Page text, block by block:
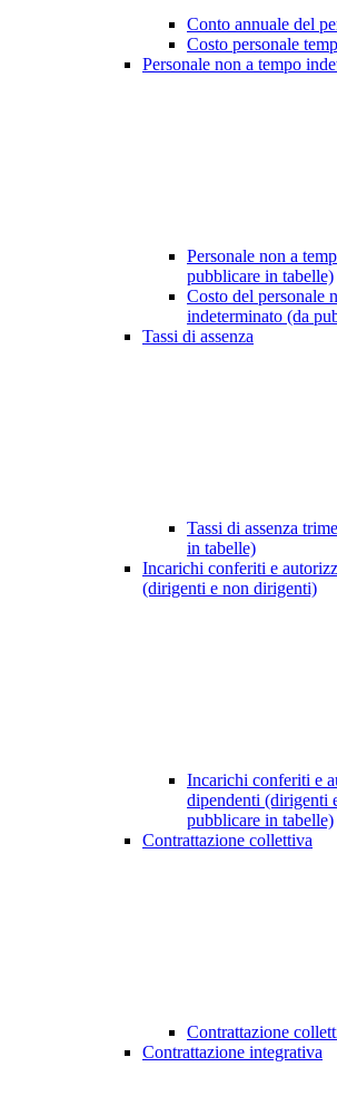
Conto annuale del
Costo personale
Personale non a tempo
Personale non a
pubblicare in tabelle)
Costo del personale
indeterminato (da
Tassi di assenza
Tassi di assenza
in tabelle)
Incarichi conferiti e
(dirigenti e non dirigenti)
Incarichi conferiti e
dipendenti (dirigenti
pubblicare in tabelle)
Contrattazione collettiva
Contrattazione
Contrattazione integrativa